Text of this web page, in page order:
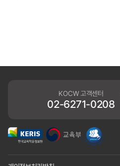
KOCW 고객센터
02-6271-0208